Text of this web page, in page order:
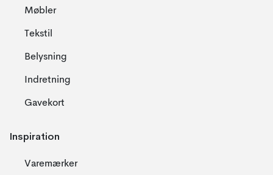
Møbler
Tekstil
Belysning
Indretning
Gavekort
Inspiration
Varemærker